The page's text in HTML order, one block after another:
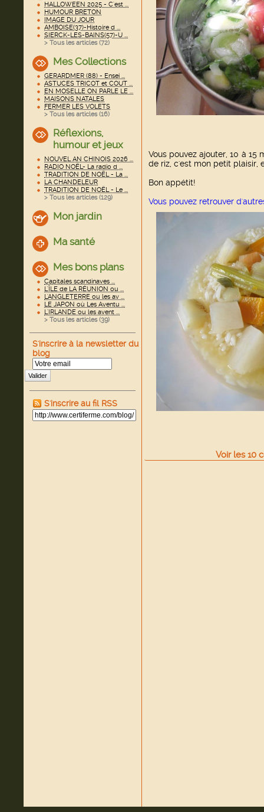
HALLOWEEN 2025 - C'est ...
HUMOUR BRETON
IMAGE DU JOUR
AMBOISE(37)-Histoire d ...
SIERCK-LES-BAINS(57)-U ...
> Tous les articles (72)
Mes Collections
GERARDMER (88) - Ensei ...
ASTUCES TRICOT et COUT ...
EN MOSELLE ON PARLE LE ...
MAISONS NATALES
FERMER LES VOLETS
> Tous les articles (16)
Réflexions,
humour et jeux
NOUVEL AN CHINOIS 2026 ...
RADIO NOËL- La radio d ...
TRADITION DE NOËL - La ...
LA CHANDELEUR
TRADITION DE NOËL - Le ...
> Tous les articles (129)
Mon jardin
Ma santé
Mes bons plans
Capitales scandinaves ...
L'ÎLE de LA RÉUNION ou ...
L'ANGLETERRE ou les av ...
LE JAPON où Les Aventu ...
L'IRLANDE ou les avent ...
> Tous les articles (39)
S'inscrire à la newsletter du
blog
Valider
S'inscrire au fil RSS
Vous pouvez ajouter, 10 à 15
de riz, c'est mon petit plaisir,
Bon appétit!
Vous pouvez retrouver
Voir les10